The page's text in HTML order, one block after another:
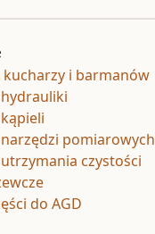
kucharzy i barmanów
pomiarowych
czystości
do AGD